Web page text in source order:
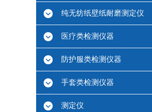
纯无纺纸壁纸耐磨测定仪
医疗类检测仪器
防护服类检测仪器
手套类检测仪器
测定仪